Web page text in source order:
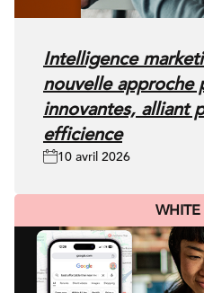
Intelligence
nouvelle approche
innovantes, alliant
efficience
10 avril 2026
WHITE